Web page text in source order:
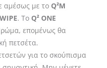
αμέσως με το Q²M
. Το Q² ONE
επομένως θα
πετσέτα.
για το σκούπισμα